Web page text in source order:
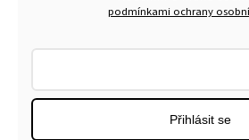
podmínkami ochrany
Přihlásit se